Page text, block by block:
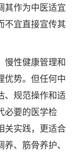
其作为中医适宜
不宜直接宣传其
性健康管理和
优势。但任何中
、规范操作和适
必要的医学检
关实践，更适合
、筋骨养护、